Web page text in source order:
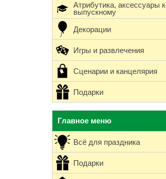
Атрибутика, аксессуары к
выпускному
Декорации
Игры и развлечения
Сценарии и канцелярия
Подарки
Главное меню
Всё для праздника
Подарки